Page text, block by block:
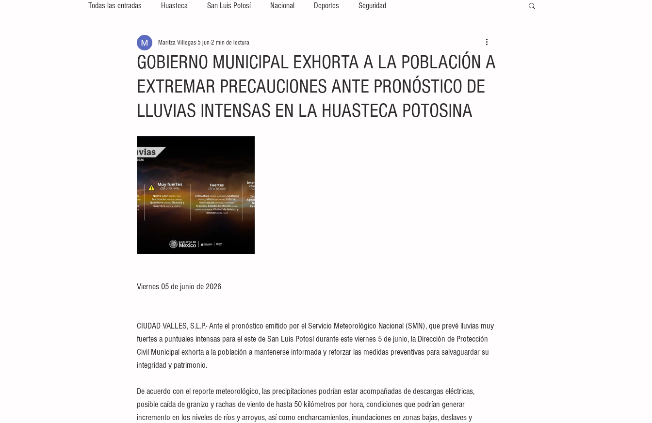
Todas las entradas Huasteca San Luis Potosí Nacional Deportes Seguridad
GOBIERNO MUNICIPAL EXHORTA A LA POBLACIÓN A
EXTREMAR PRECAUCIONES ANTE PRONÓSTICO DE
LLUVIAS INTENSAS EN LA HUASTECA POTOSINA
Maritza Villegas5 jun2 min de lectura
Viernes 05 de junio de 2026
CIUDAD VALLES, S.L.P.- Ante el pronóstico emitido por el Servicio Meteorológico Nacional (SMN), que prevé lluvias muy
fuertes a puntuales intensas para el este de San Luis Potosí durante este viernes 5 de junio, la Dirección de Protección
Civil Municipal exhorta a la población a mantenerse informada y reforzar las medidas preventivas para salvaguardar su
integridad y patrimonio.
De acuerdo con el reporte meteorológico, las precipitaciones podrían estar acompañadas de descargas eléctricas,
posible caída de granizo y rachas de viento de hasta 50 kilómetros por hora, condiciones que podrían generar
incremento en los niveles de ríos y arroyos, así como encharcamientos, inundaciones en zonas bajas, deslaves y